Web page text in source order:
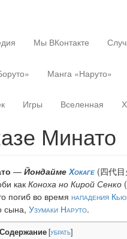
Мы ВКонтакте
Манга «Наруто»
Игры Вселенная
Минато
— ЙондаймеХокаге (四代
как Коноха но Кирой Сенко
погиб во время нападения
сына, Узумаки Наруто.
Содержание[убрать]